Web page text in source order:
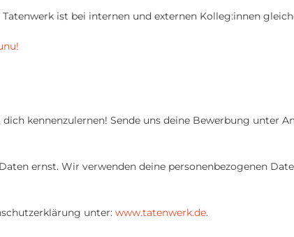
ist bei internen und externen Kolleg:innen
kennenzulernen! Sende uns deine Bewerbung unter
ernst. Wir verwenden deine personenbezogenen
unter: www.tatenwerk.de.